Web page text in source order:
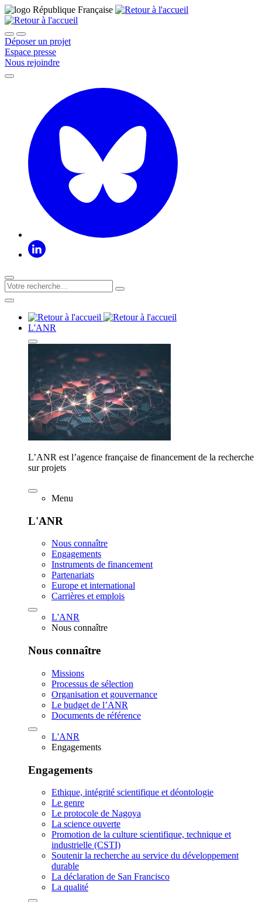
Déposer un projet
Espace presse
Nous rejoindre
L'ANR
L’ANR est l’agence française de financement de la recherche
sur projets
Menu
L'ANR
Nous connaître
Engagements
Instruments de financement
Partenariats
Europe et international
Carrières et emplois
L'ANR
Nous connaître
Nous connaître
Missions
Processus de sélection
Organisation et gouvernance
Le budget de l’ANR
Documents de référence
L'ANR
Engagements
Engagements
Ethique, intégrité scientifique et déontologie
Le genre
Le protocole de Nagoya
La science ouverte
Promotion de la culture scientifique, technique et
industrielle (CSTI)
Soutenir la recherche au service du développement
durable
La déclaration de San Francisco
La qualité